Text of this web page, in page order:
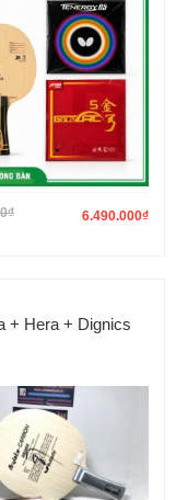
₫ 6.490.000₫
+ Hera + Dignics